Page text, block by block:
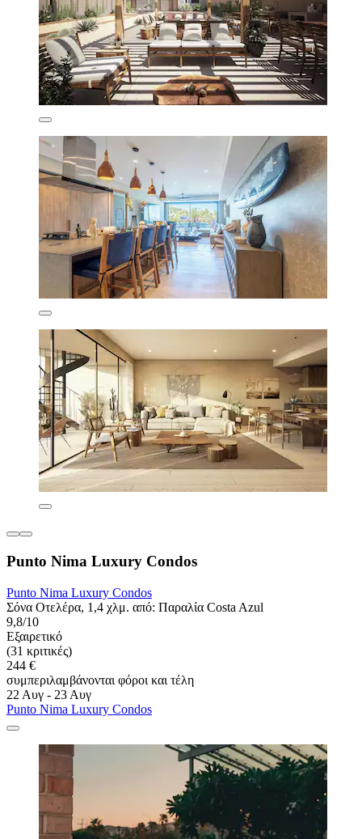
Punto Nima Luxury Condos
Punto Nima Luxury Condos
Σόνα Οτελέρα, 1,4 χλμ. από: Παραλία Costa Azul
9,8/10
Εξαιρετικό
(31 κριτικές)
244 €
συμπεριλαμβάνονται φόροι και τέλη
22 Αυγ - 23 Αυγ
Punto Nima Luxury Condos